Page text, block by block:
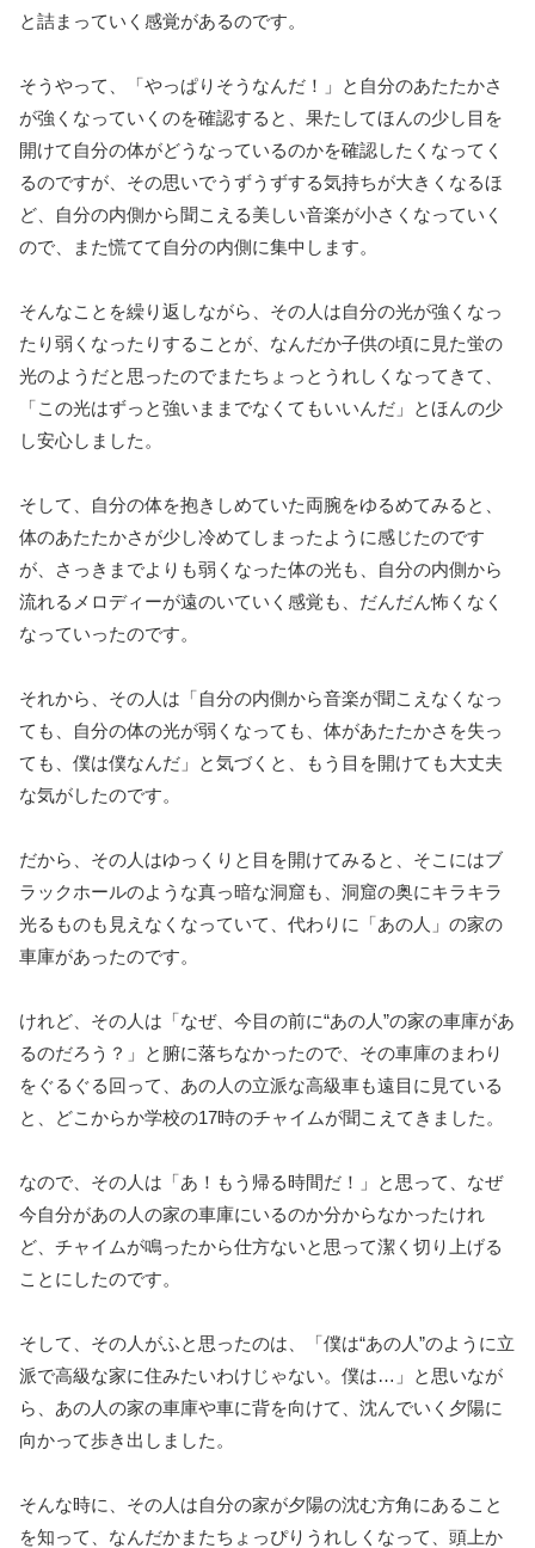
と詰まっていく感覚があるのです。
そうやって、「やっぱりそうなんだ！」と自分のあたたかさ
が強くなっていくのを確認すると、果たしてほんの少し目を
開けて自分の体がどうなっているのかを確認したくなってく
るのですが、その思いでうずうずする気持ちが大きくなるほ
ど、自分の内側から聞こえる美しい音楽が小さくなっていく
ので、また慌てて自分の内側に集中します。
そんなことを繰り返しながら、その人は自分の光が強くなっ
たり弱くなったりすることが、なんだか子供の頃に見た蛍の
光のようだと思ったのでまたちょっとうれしくなってきて、
「この光はずっと強いままでなくてもいいんだ」とほんの少
し安心しました。
そして、自分の体を抱きしめていた両腕をゆるめてみると、
体のあたたかさが少し冷めてしまったように感じたのです
が、さっきまでよりも弱くなった体の光も、自分の内側から
流れるメロディーが遠のいていく感覚も、だんだん怖くなく
なっていったのです。
それから、その人は「自分の内側から音楽が聞こえなくなっ
ても、自分の体の光が弱くなっても、体があたたかさを失っ
ても、僕は僕なんだ」と気づくと、もう目を開けても大丈夫
な気がしたのです。
だから、その人はゆっくりと目を開けてみると、そこにはブ
ラックホールのような真っ暗な洞窟も、洞窟の奥にキラキラ
光るものも見えなくなっていて、代わりに「あの人」の家の
車庫があったのです。
けれど、その人は「なぜ、今目の前に“あの人”の家の車庫があ
るのだろう？」と腑に落ちなかったので、その車庫のまわり
をぐるぐる回って、あの人の立派な高級車も遠目に見ている
と、どこからか学校の17時のチャイムが聞こえてきました。
なので、その人は「あ！もう帰る時間だ！」と思って、なぜ
今自分があの人の家の車庫にいるのか分からなかったけれ
ど、チャイムが鳴ったから仕方ないと思って潔く切り上げる
ことにしたのです。
そして、その人がふと思ったのは、「僕は“あの人”のように立
派で高級な家に住みたいわけじゃない。僕は…」と思いなが
ら、あの人の家の車庫や車に背を向けて、沈んでいく夕陽に
向かって歩き出しました。
そんな時に、その人は自分の家が夕陽の沈む方角にあること
を知って、なんだかまたちょっぴりうれしくなって、頭上か